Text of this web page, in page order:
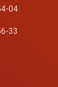
04
33